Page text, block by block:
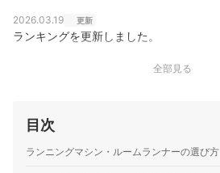
2026.03.19 更新
ランキングを更新しました。
全部見る
目次
ランニングマシン・ルームランナーの選び方